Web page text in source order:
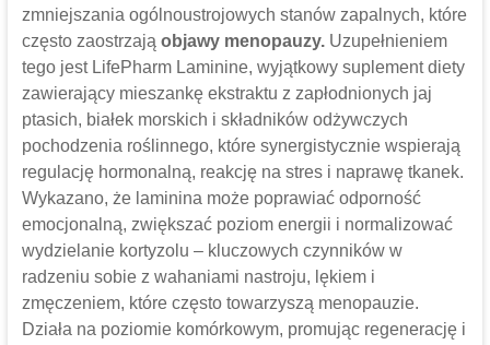
zmniejszania ogólnoustrojowych stanów zapalnych, które
często zaostrzają objawy menopauzy.Uzupełnieniem
tego jest LifePharm Laminine, wyjątkowy suplement diety
zawierający mieszankę ekstraktu z zapłodnionych jaj
ptasich, białek morskich i składników odżywczych
pochodzenia roślinnego, które synergistycznie wspierają
regulację hormonalną, reakcję na stres i naprawę tkanek.
Wykazano, że laminina może poprawiać odporność
emocjonalną, zwiększać poziom energii i normalizować
wydzielanie kortyzolu – kluczowych czynników w
radzeniu sobie z wahaniami nastroju, lękiem i
zmęczeniem, które często towarzyszą menopauzie.
Działa na poziomie komórkowym, promując regenerację i